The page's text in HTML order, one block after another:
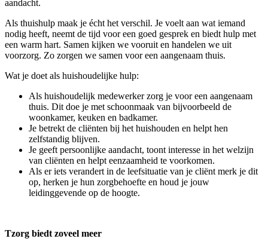
aandacht.
Als thuishulp maak je écht het verschil. Je voelt aan wat iemand
nodig heeft, neemt de tijd voor een goed gesprek en biedt hulp met
een warm hart. Samen kijken we vooruit en handelen we uit
voorzorg. Zo zorgen we samen voor een aangenaam thuis.
Wat je doet als huishoudelijke hulp:
Als huishoudelijk medewerker zorg je voor een aangenaam
thuis. Dit doe je met schoonmaak van bijvoorbeeld de
woonkamer, keuken en badkamer.
Je betrekt de cliënten bij het huishouden en helpt hen
zelfstandig blijven.
Je geeft persoonlijke aandacht, toont interesse in het welzijn
van cliënten en helpt eenzaamheid te voorkomen.
Als er iets verandert in de leefsituatie van je cliënt merk je dit
op, herken je hun zorgbehoefte en houd je jouw
leidinggevende op de hoogte.
Tzorg biedt zoveel meer